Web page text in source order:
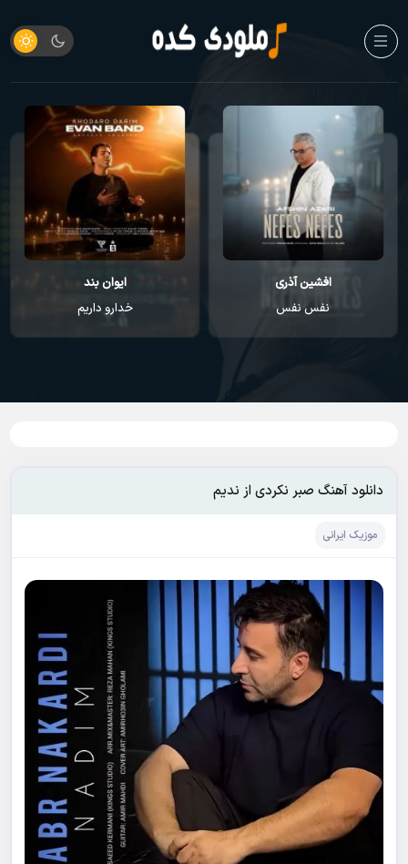
افشین آذری
نفس نفس
ایوان بند
خدارو داریم
دانلود آهنگ صبر نکردی از ندیم
موزیک ایرانی